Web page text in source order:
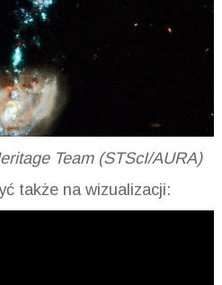
Team (STScI/AURA)
także na wizualizacji: